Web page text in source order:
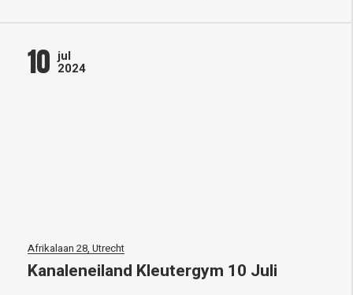
10 jul
2024
Afrikalaan 28, Utrecht
Kanaleneiland Kleutergym 10 Juli